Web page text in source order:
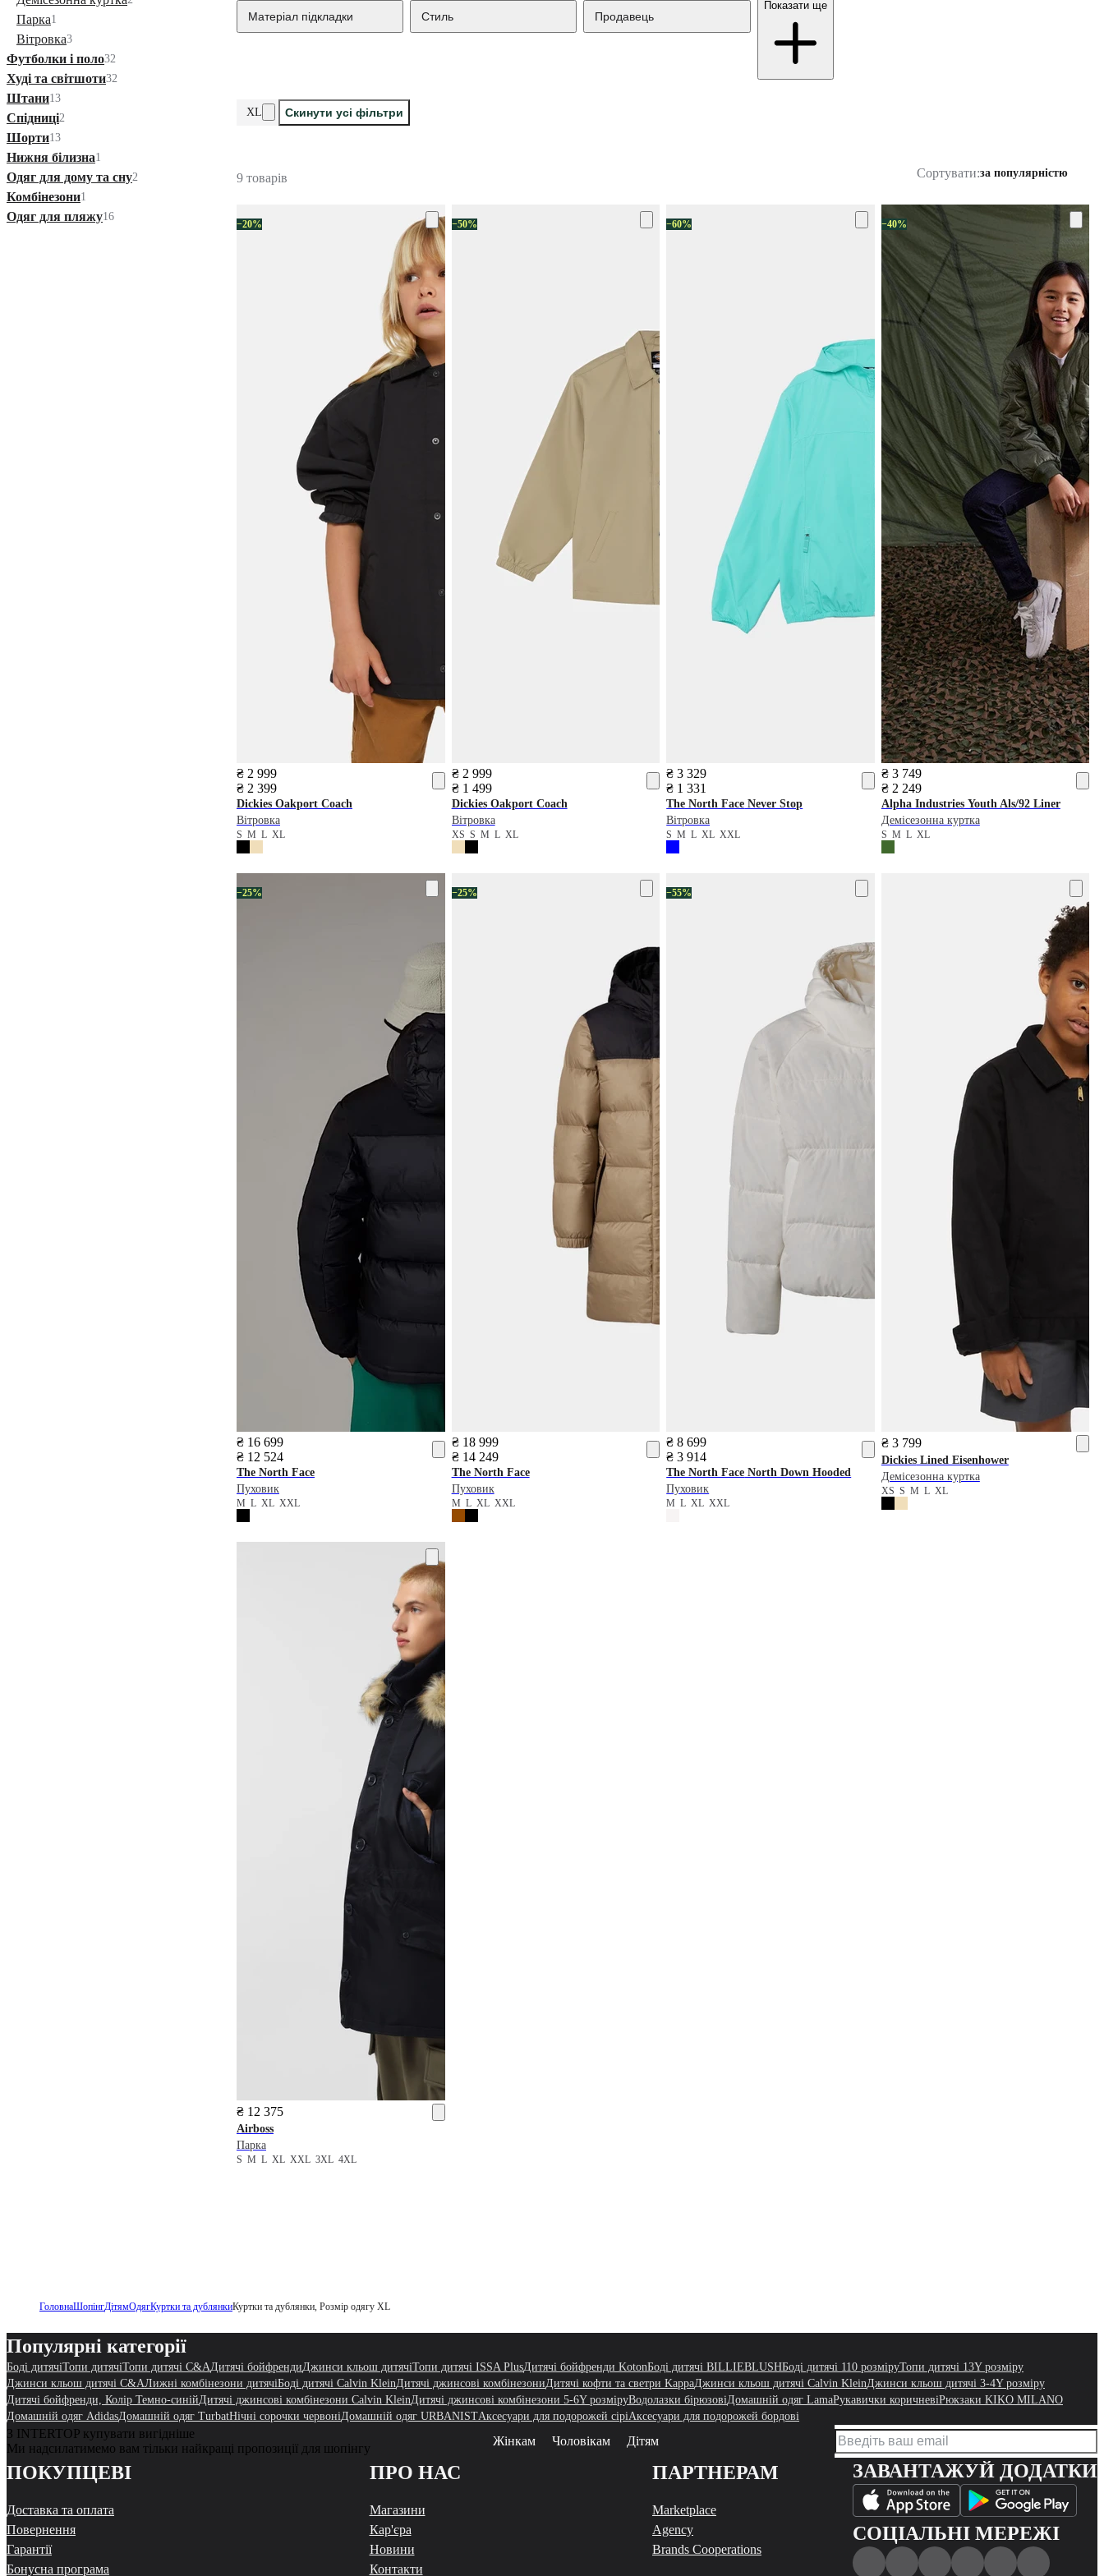
Парка1
Вітровка3
Футболки і поло32
Худі та світшоти32
Штани13
Спідниці2
Шорти13
Нижня білизна1
Одяг для дому та сну2
Комбінезони1
Одяг для пляжу16
Матеріал підкладки Стиль Продавець
Показати ще
XL Скинути усі фільтри
9 товарів Сортувати:за популярністю
−20%
₴ 2 999
₴ 2 399
Dickies Oakport Coach
Вітровка
S M L XL
−50%
₴ 2 999
₴ 1 499
DickiesOakport Coach
Вітровка
XS S M L XL
−60%
₴ 3 329
₴ 1 331
The North Face Never Stop
Вітровка
SMLXLXXL
−40%
₴ 3 749
₴ 2 249
Alpha IndustriesYouth Als/92 Liner
Демісезонна куртка
S M L XL
−25%
₴ 16 699
₴ 12 524
The North Face
Пуховик
M L XL XXL
−25%
₴ 18 999
₴ 14 249
The North Face
Пуховик
M L XL XXL
−55%
₴ 8 699
₴ 3 914
The North Face North Down Hooded
Пуховик
MLXLXXL
₴ 3 799
DickiesLined Eisenhower
Демісезонна куртка
XS S M L XL
₴ 12 375
Airboss
Парка
S M L XL XXL 3XL 4XL
ГоловнаШопінгДітямОдягКуртки та дублянкиКуртки та дублянки, Розмір одягу XL
Популярні категорії
Боді дитячіТопи дитячіТопи дитячі C&AДитячі бойфрендиДжинси кльош дитячіТопи дитячі ISSA PlusДитячі бойфренди KotonБоді дитячі BILLIEBLUSHБоді дитячі 110 розміруТопи дитячі 13Y розміру
Джинси кльош дитячі C&AЛижні комбінезони дитячіБоді дитячі Calvin KleinДитячі джинсові комбінезониДитячі кофти та светри KappaДжинси кльош дитячі Calvin KleinДжинси кльош дитячі 3-4Y розміру
Дитячі бойфренди, Колір Темно-синійДитячі джинсові комбінезони Calvin KleinДитячі джинсові комбінезони 5-6Y розміруВодолазки бірюзовіДомашній одяг LamaРукавички коричневіРюкзаки KIKO MILANO
Домашній одяг AdidasДомашній одяг TurbatНічні сорочки червоніДомашній одяг URBANISTАксесуари для подорожей сіріАксесуари для подорожей бордові
З INTERTOP купувати вигідніше
Ми надсилатимемо вам тільки найкращі пропозиції для шопінгу
Жінкам Чоловікам Дітям
ПОКУПЦЕВІ
Доставка та оплата
Повернення
Гарантії
Бонусна програма
ПРО НАС
Магазини
Кар'єра
Новини
Контакти
ПАРТНЕРАМ
Marketplace
Agency
Brands Cooperations
ЗАВАНТАЖУЙ ДОДАТКИ
СОЦІАЛЬНІ МЕРЕЖІ